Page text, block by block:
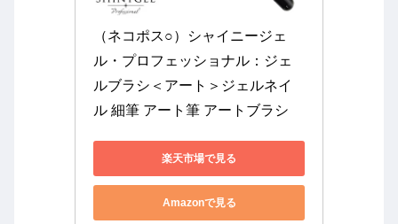
（ネコポス○）シャイニージェ
ル・プロフェッショナル：ジェ
ルブラシ＜アート＞ジェルネイ
ル 細筆 アート筆 アートブラシ
楽天市場で見る
Amazonで見る